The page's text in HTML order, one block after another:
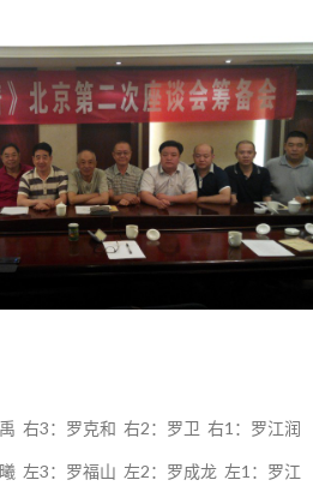
右3：罗克和 右2：罗卫 右1：罗江润
左3：罗福山 左2：罗成龙 左1：罗江